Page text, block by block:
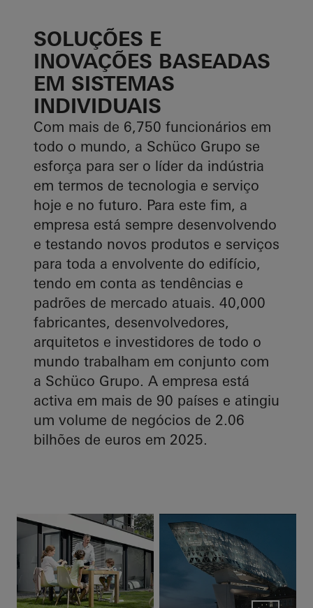
SOLUÇÕES E
INOVAÇÕES BASEADAS
EM SISTEMAS
INDIVIDUAIS
Com mais de 6,750 funcionários em
todo o mundo, a Schüco Grupo se
esforça para ser o líder da indústria
em termos de tecnologia e serviço
hoje e no futuro. Para este fim, a
empresa está sempre desenvolvendo
e testando novos produtos e serviços
para toda a envolvente do edifício,
tendo em conta as tendências e
padrões de mercado atuais. 40,000
fabricantes, desenvolvedores,
arquitetos e investidores de todo o
mundo trabalham em conjunto com
a Schüco Grupo. A empresa está
activa em mais de 90 países e atingiu
um volume de negócios de 2.06
bilhões de euros em 2025.